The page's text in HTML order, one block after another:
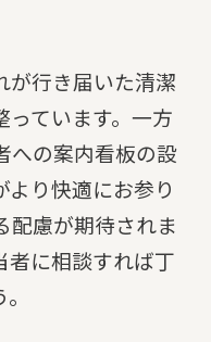
が行き届いた清潔
っています。一方
への案内看板の設
り快適にお参り
配慮が期待されま
者に相談すれば丁